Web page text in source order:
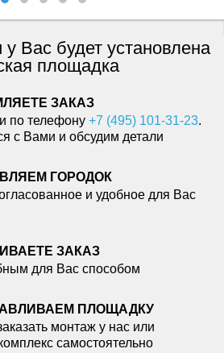
Вас будет установлена
площадка
ЗАКАЗ
по телефону +7 (495) 101-31-23.
с Вами и обсудим детали
ГОРОДОК
и удобное для Вас
ЗАКАЗ
для Вас способом
ПЛОЩАДКУ
монтаж у нас или
самостоятельно